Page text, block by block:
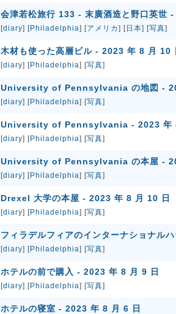
会津若松旅行 133 - 末廣酒造と野口英世
[diary] [Philadelphia] [アメリカ ] [日本] [写真]
木材も使った高層ビル - 2023 年 8 月 10
[diary] [Philadelphia] [写真]
University of Pennsylvania の地図 -
[diary] [Philadelphia] [写真]
University of Pennsylvania - 2023 年
[diary] [Philadelphia] [写真]
University of Pennsylvania の本屋 -
[diary] [Philadelphia] [写真]
Drexel 大学の本屋 - 2023 年 8 月 10 日
[diary] [Philadelphia] [写真]
フィラデルフィアのインターナショナル
[diary] [Philadelphia] [写真]
ホテルの前で購入 - 2023 年 8 月 9 日
[diary] [Philadelphia] [写真]
ホテルの寝室 - 2023 年 8 月 6 日